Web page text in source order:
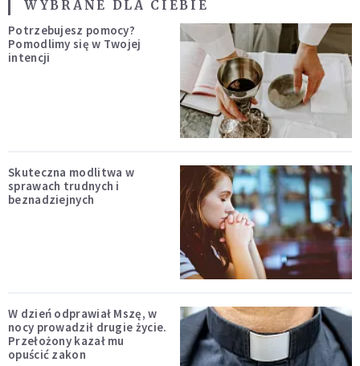
WYBRANE DLA CIEBIE
Potrzebujesz pomocy?
Pomodlimy się w Twojej
intencji
Skuteczna modlitwa w
sprawach trudnych i
beznadziejnych
W dzień odprawiał Mszę, w
nocy prowadził drugie życie.
Przełożony kazał mu
opuścić zakon